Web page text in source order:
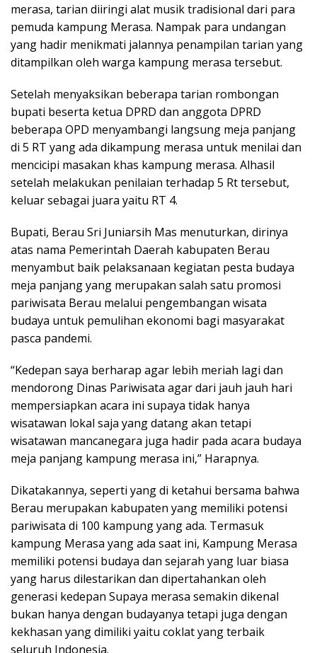
merasa, tarian diiringi alat musik tradisional dari para
pemuda kampung Merasa. Nampak para undangan
yang hadir menikmati jalannya penampilan tarian yang
ditampilkan oleh warga kampung merasa tersebut.
Setelah menyaksikan beberapa tarian rombongan
bupati beserta ketua DPRD dan anggota DPRD
beberapa OPD menyambangi langsung meja panjang
di 5 RT yang ada dikampung merasa untuk menilai dan
mencicipi masakan khas kampung merasa. Alhasil
setelah melakukan penilaian terhadap 5 Rt tersebut,
keluar sebagai juara yaitu RT 4.
Bupati, Berau Sri Juniarsih Mas menuturkan, dirinya
atas nama Pemerintah Daerah kabupaten Berau
menyambut baik pelaksanaan kegiatan pesta budaya
meja panjang yang merupakan salah satu promosi
pariwisata Berau melalui pengembangan wisata
budaya untuk pemulihan ekonomi bagi masyarakat
pasca pandemi.
“Kedepan saya berharap agar lebih meriah lagi dan
mendorong Dinas Pariwisata agar dari jauh jauh hari
mempersiapkan acara ini supaya tidak hanya
wisatawan lokal saja yang datang akan tetapi
wisatawan mancanegara juga hadir pada acara budaya
meja panjang kampung merasa ini,” Harapnya.
Dikatakannya, seperti yang di ketahui bersama bahwa
Berau merupakan kabupaten yang memiliki potensi
pariwisata di 100 kampung yang ada. Termasuk
kampung Merasa yang ada saat ini, Kampung Merasa
memiliki potensi budaya dan sejarah yang luar biasa
yang harus dilestarikan dan dipertahankan oleh
generasi kedepan Supaya merasa semakin dikenal
bukan hanya dengan budayanya tetapi juga dengan
kekhasan yang dimiliki yaitu coklat yang terbaik
seluruh Indonesia.